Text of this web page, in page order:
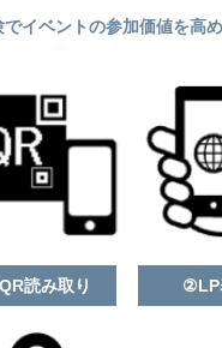
でイベントの参加価値を高
読み取り ②LP